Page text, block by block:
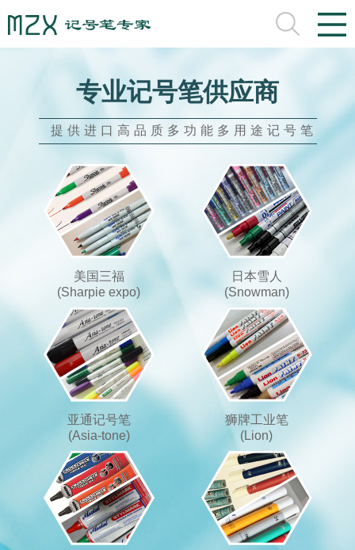
专业记号笔供应商
提供进口高品质多功能多用途记号笔
美国三福
(Sharpie expo)
日本雪人
(Snowman)
亚通记号笔
(Asia-tone)
狮牌工业笔
(Lion)